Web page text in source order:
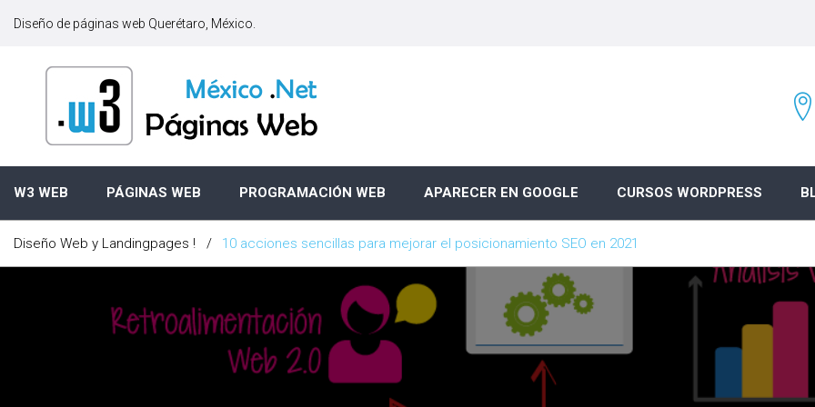
o
t
Diseño de páginas web Querétaro, México.
W3 WEB PÁGINAS WEB PROGRAMACIÓN WEB APARECER EN GOOGLE CURSOS WORDPRESS
Diseño Web y Landingpages ! / 10 acciones sencillas para mejorar el posicionamiento SEO en 2021